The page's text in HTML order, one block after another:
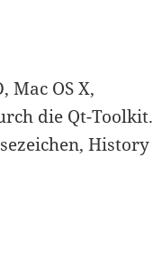
Mac OS X,
die Qt-Toolkit.
History